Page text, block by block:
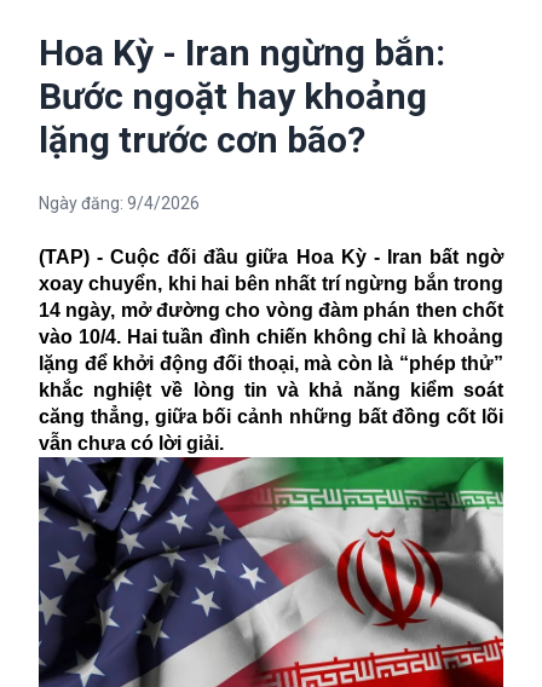
Hoa Kỳ - Iran ngừng bắn:
Bước ngoặt hay khoảng
lặng trước cơn bão?
Ngày đăng: 9/4/2026
(TAP) - Cuộc đối đầu giữa Hoa Kỳ - Iran bất ngờ
xoay chuyển, khi hai bên nhất trí ngừng bắn trong
14 ngày, mở đường cho vòng đàm phán then chốt
vào 10/4. Hai tuần đình chiến không chỉ là khoảng
lặng để khởi động đối thoại, mà còn là “phép thử”
khắc nghiệt về lòng tin và khả năng kiểm soát
căng thẳng, giữa bối cảnh những bất đồng cốt lõi
vẫn chưa có lời giải.